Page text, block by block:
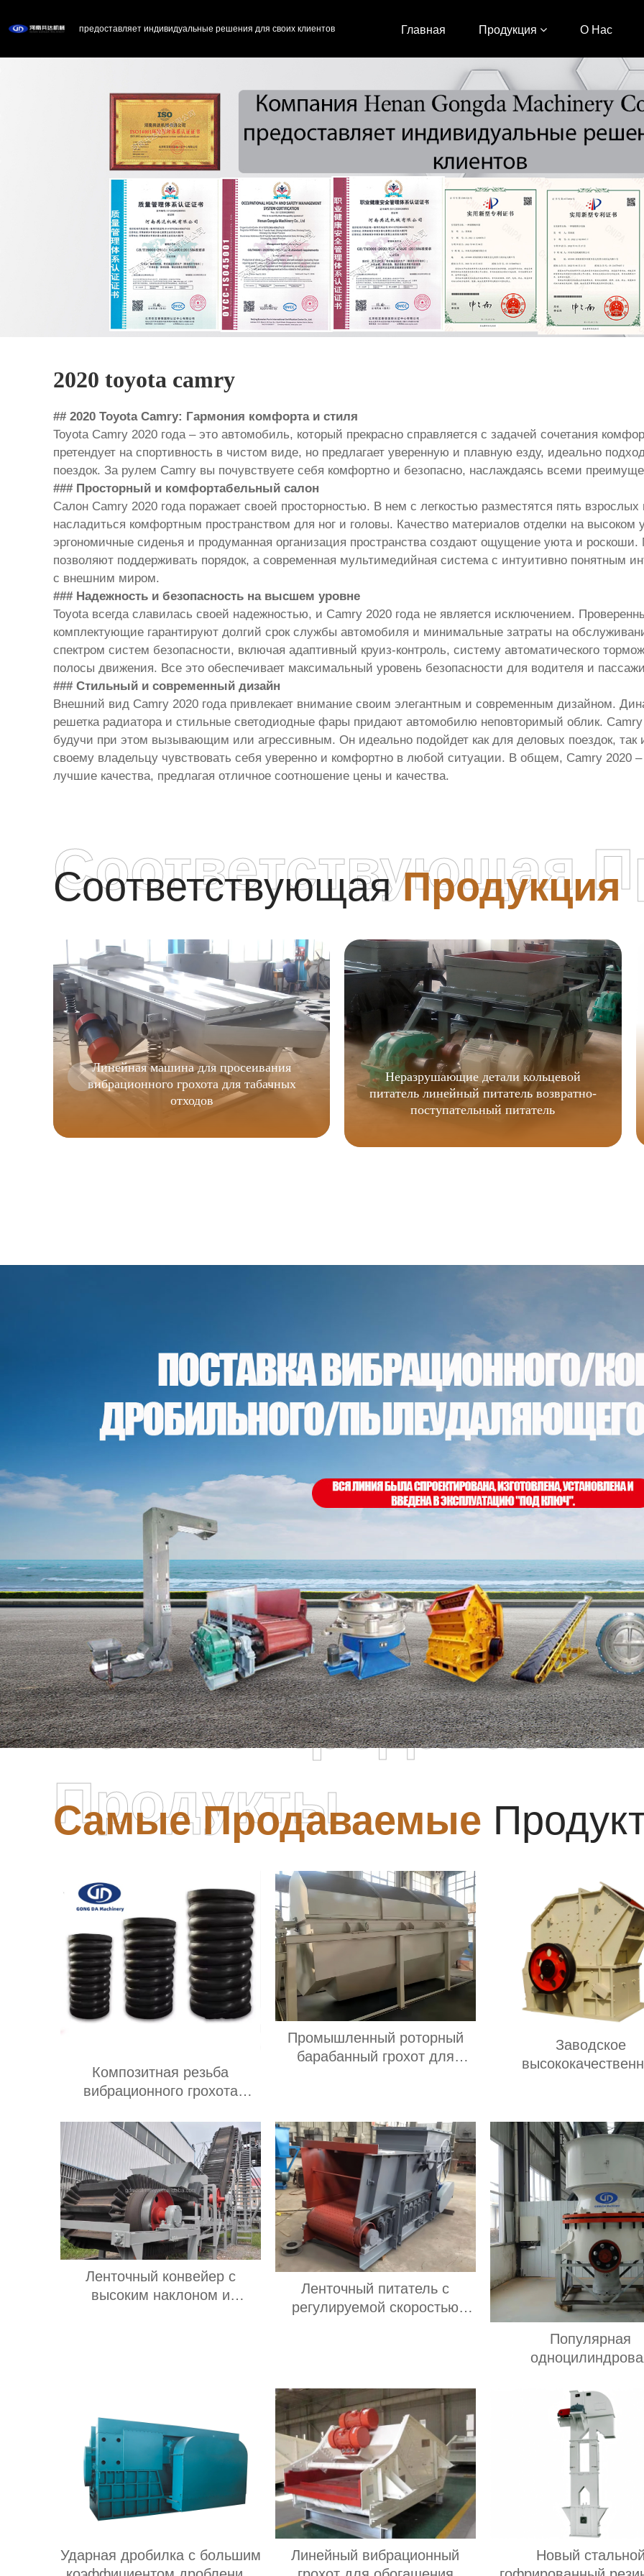
предоставляет индивидуальные решения для своих клиентов Главная Продукция О Нас
2020 toyota camry
## 2020 Toyota Camry: Гармония комфорта и стиля
Toyota Camry 2020 года – это автомобиль, который прекрасно справляется с задачей сочетания
претендует на спортивность в чистом виде, но предлагает уверенную и плавную езду, идеально
поездок. За рулем Camry вы почувствуете себя комфортно и безопасно, наслаждаясь всеми
### Просторный и комфортабельный салон
Салон Camry 2020 года поражает своей просторностью. В нем с легкостью разместятся пять
насладиться комфортным пространством для ног и головы. Качество материалов отделки на высоком
эргономичные сиденья и продуманная организация пространства создают ощущение уюта и
позволяют поддерживать порядок, а современная мультимедийная система с интуитивно понятным
с внешним миром.
### Надежность и безопасность на высшем уровне
Toyota всегда славилась своей надежностью, и Camry 2020 года не является исключением.
комплектующие гарантируют долгий срок службы автомобиля и минимальные затраты на
спектром систем безопасности, включая адаптивный круиз-контроль, систему автоматического
полосы движения. Все это обеспечивает максимальный уровень безопасности для водителя и
### Стильный и современный дизайн
Внешний вид Camry 2020 года привлекает внимание своим элегантным и современным дизайном.
решетка радиатора и стильные светодиодные фары придают автомобилю неповторимый облик.
будучи при этом вызывающим или агрессивным. Он идеально подойдет как для деловых поездок,
своему владельцу чувствовать себя уверенно и комфортно в любой ситуации. В общем, Camry 2020 –
лучшие качества, предлагая отличное соотношение цены и качества.
СоответствующаяПродукция
Соответствующая
Линейная машина для просеивания
вибрационного грохота для табачных
отходов
Неразрушающие детали кольцевой
питатель линейный питатель возвратно-
поступательный питатель
Самые Продаваемые
Самые
Продукты
Композитная резьба
вибрационного грохота
амортизирующая
композитную пружину
Промышленный роторный
барабанный грохот для
Заводское
для золотой руды
Дизельная
дробилка
Ленточный конвейер с
высоким наклоном и
Ленточный питатель с
регулируемой скоростью
Популярная
дробилка модели
простая в
подходит для всех
дробилок для
руды
Ударная дробилка с большим
Линейный вибрационный
Новый